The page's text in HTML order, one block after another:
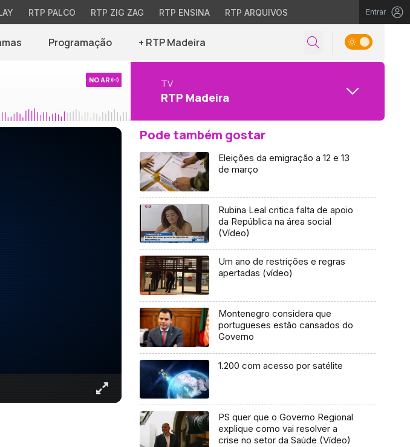
RTP PALCO RTP ZIG ZAG RTP ENSINA RTP ARQUIVOS Entrar
Programação + RTP Madeira
NO AR TV
RTP Madeira
Pode também gostar
Eleições da emigração a 12 e 13
de março
Rubina Leal critica falta de apoio
da República na área social
(Vídeo)
Um ano de restrições e regras
apertadas (vídeo)
Montenegro considera que
portugueses estão cansados do
Governo
1.200 com acesso por satélite
PS quer que o Governo Regional
explique como vai resolver a
crise no setor da Saúde (Vídeo)